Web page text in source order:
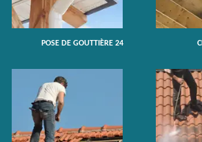
POSE DE GOUTTIÈRE 24